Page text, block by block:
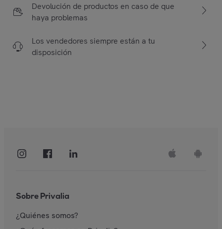
Devolución de productos en caso de que
haya problemas
Los vendedores siempre están a tu
disposición
Sobre Privalia
¿Quiénes somos?